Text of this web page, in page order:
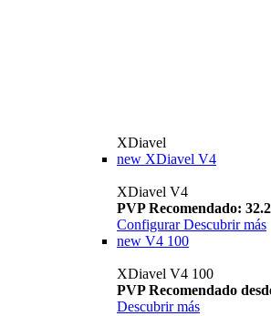
XDiavel
new XDiavel V4
XDiavel V4
PVP Recomendado:
Configurar Descubrir más
new V4 100
XDiavel V4 100
PVP Recomendado
Descubrir más